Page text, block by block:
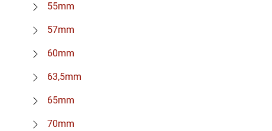
55mm
57mm
60mm
63,5mm
65mm
70mm